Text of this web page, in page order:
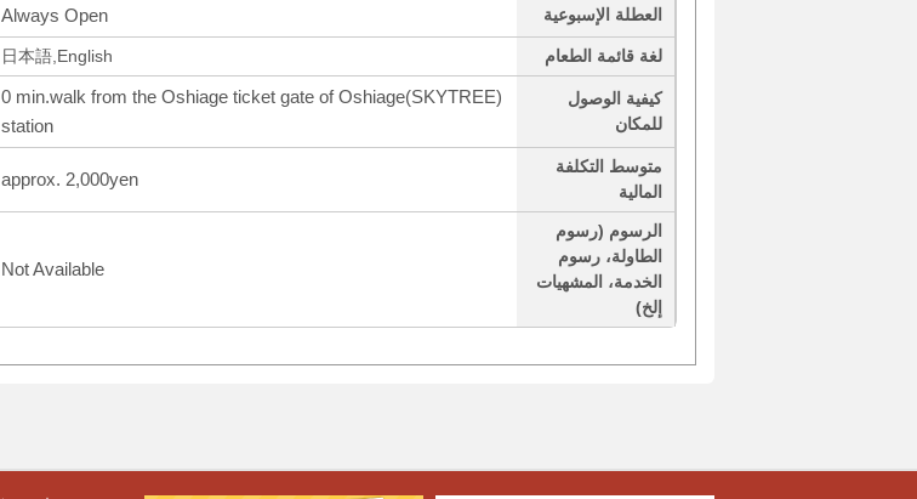
العطلة الإسبوعية Always Open
لغة قائمة الطعام 日本語,English
كيفية الوصول
للمكان
0 min.walk from the Oshiage ticket gate of Oshiage(SKYTREE)
station
متوسط التكلفة
المالية
approx. 2,000yen
الرسوم (رسوم
الطاولة، رسوم
الخدمة، المشهيات
إلخ)
Not Available